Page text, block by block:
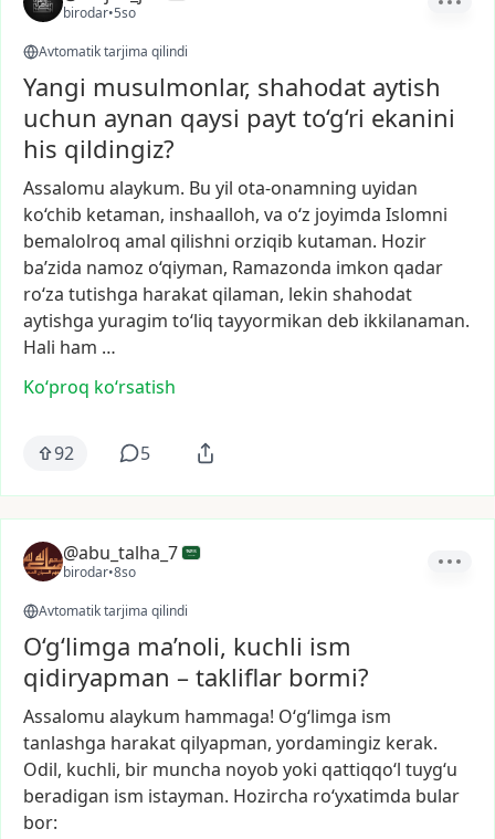
birodar•5so
Avtomatik tarjima qilindi
Yangi musulmonlar, shahodat aytish
uchun aynan qaysi payt to‘g‘ri ekanini
his qildingiz?
Assalomu alaykum. Bu yil ota-onamning uyidan
ko‘chib ketaman, inshaalloh, va o‘z joyimda Islomni
bemalolroq amal qilishni orziqib kutaman. Hozir
ba’zida namoz o‘qiyman, Ramazonda imkon qadar
ro‘za tutishga harakat qilaman, lekin shahodat
aytishga yuragim to‘liq tayyormikan deb ikkilanaman.
Hali ham …
Ko‘proq koʻrsatish
92 5
@abu_talha_7
birodar•8so
Avtomatik tarjima qilindi
O‘g‘limga ma’noli, kuchli ism
qidiryapman – takliflar bormi?
Assalomu alaykum hammaga! O‘g‘limga ism
tanlashga harakat qilyapman, yordamingiz kerak.
Odil, kuchli, bir muncha noyob yoki qattiqqo‘l tuyg‘u
beradigan ism istayman. Hozircha ro‘yxatimda bular
bor: